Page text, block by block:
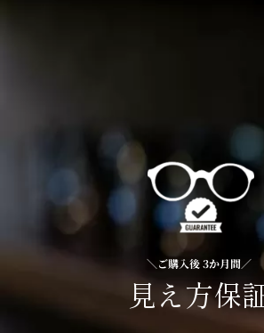
＼ご購入後 3か月間／
見え方保